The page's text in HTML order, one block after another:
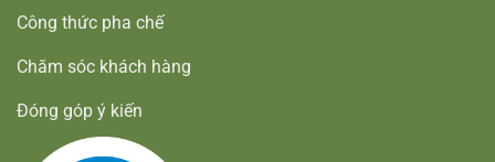
Công thức pha chế
Chăm sóc khách hàng
Đóng góp ý kiến